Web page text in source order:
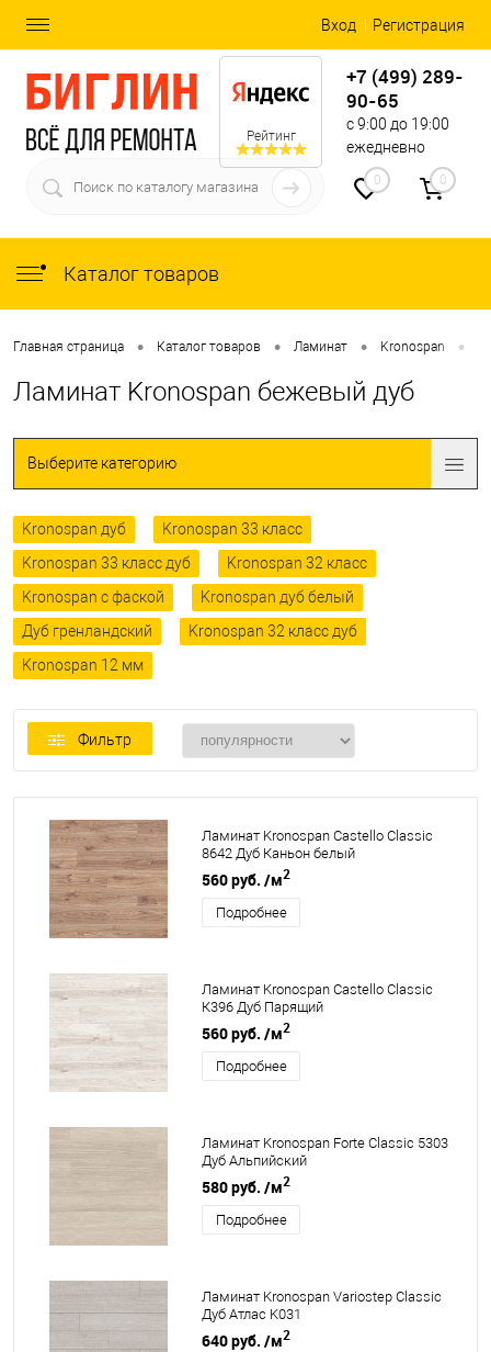
Вход Регистрация
Рейтинг
+7 (499) 289-
90-65
с 9:00 до 19:00
ежедневно
0 0
Каталог товаров
Главная страница • Каталог товаров • Ламинат • Kronospan •
Ламинат Kronospan бежевый дуб
Выберите категорию
Kronospan дуб
Kronospan 33 класс
Kronospan 33 класс дуб
Kronospan 32 класс
Kronospan с фаской
Kronospan дуб белый
Дуб гренландский
Kronospan 32 класс дуб
Kronospan 12 мм
Фильтр
Ламинат Kronospan Castello Classic
8642 Дуб Каньон белый
560 руб. /м2
Подробнее
Ламинат Kronospan Castello Classic
К396 Дуб Парящий
560 руб. /м2
Подробнее
Ламинат Kronospan Forte Classic 5303
Дуб Альпийский
580 руб. /м2
Подробнее
Ламинат Kronospan Variostep Classic
Дуб Атлас K031
640 руб. /м2